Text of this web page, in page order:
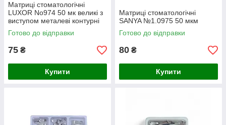
Матриці стоматологічні
LUXOR No974 50 мк великі з
виступом металеві контурні
секційні
Готово до відправки
75 ₴
Купити
Матриці стоматологічні
SANYA №1.0975 50 мкм
Готово до відправки
80 ₴
Купити